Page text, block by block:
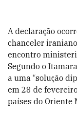
A declaração
chanceler
encontro
Segundo o
a uma “solução
em 28 de
países do Oriente